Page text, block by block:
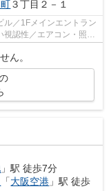
３丁目２－１
ル／1Fメインエントラン
視認性／エアコン・照
ん。
」駅 徒歩7分
「大阪空港 」駅 徒歩